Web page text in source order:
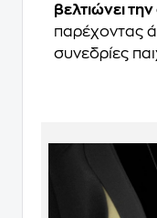
βελτιώνει
παρέχοντας
συνεδρίες